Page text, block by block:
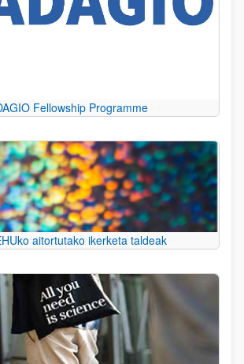
Fellowship Programme
aitortutako ikerketa taldeak